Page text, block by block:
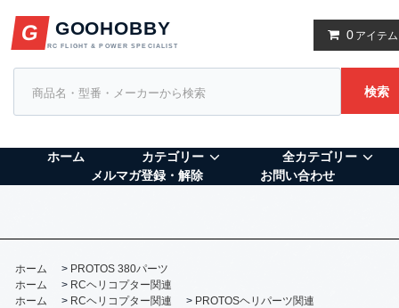
検索
0 アイテム
G GOOHOBBY
RC FLIGHT & POWER SPECIALIST
ホーム カテゴリー
全カテゴリー
メルマガ登録・解除
お問い合わせ
ホーム > PROTOS 380パーツ
ホーム
> RCヘリコプター関連
ホーム
> RCヘリコプター関連 > PROTOSヘリパーツ関連